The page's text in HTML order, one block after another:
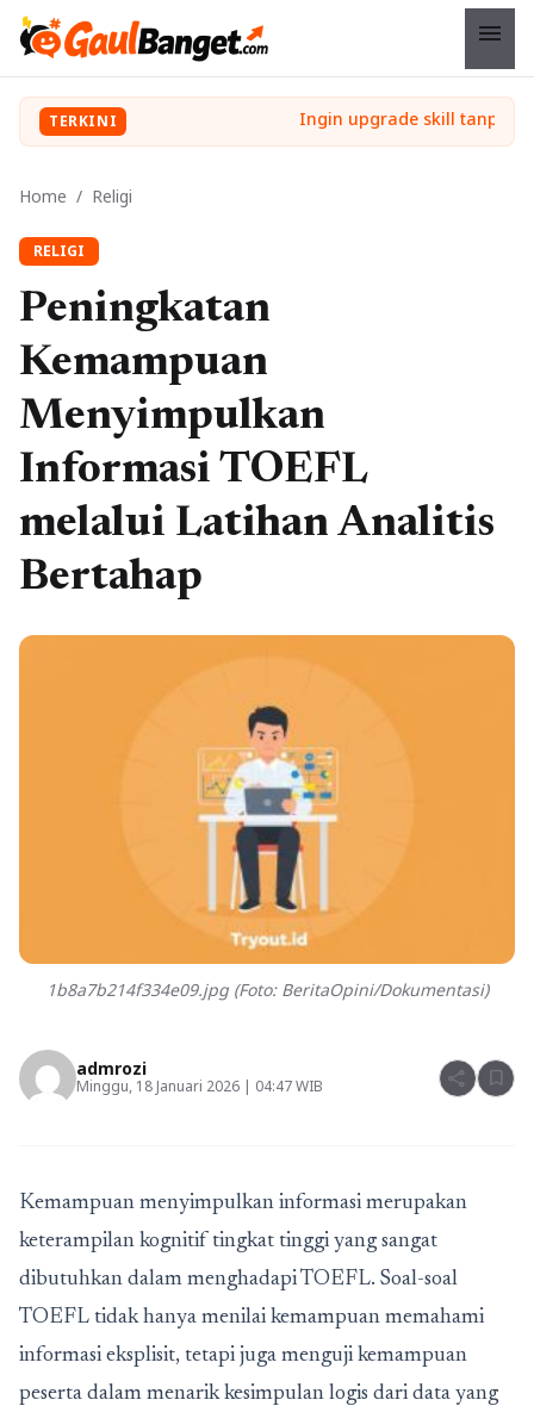
menu
TERKINI
Home / Religi
RELIGI
Peningkatan
Kemampuan
Menyimpulkan
Informasi TOEFL
melalui Latihan Analitis
Bertahap
1b8a7b214f334e09.jpg (Foto: BeritaOpini/Dokumentasi)
admrozi
Minggu, 18 Januari 2026 | 04:47 WIB share bookmark
Kemampuan menyimpulkan informasi merupakan
keterampilan kognitif tingkat tinggi yang sangat
dibutuhkan dalam menghadapi TOEFL. Soal-soal
TOEFL tidak hanya menilai kemampuan memahami
informasi eksplisit, tetapi juga menguji kemampuan
peserta dalam menarik kesimpulan logis dari data yang